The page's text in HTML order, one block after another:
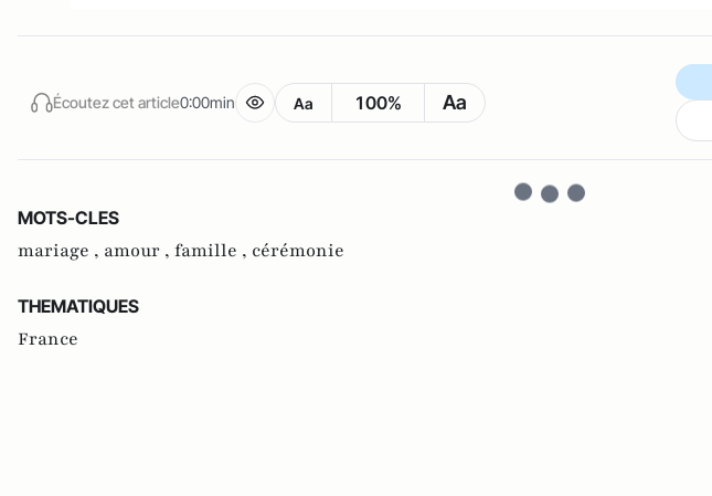
Écoutez cet article0:00min Aa 100% Aa
MOTS-CLES
mariage , amour , famille , cérémonie
THEMATIQUES
France